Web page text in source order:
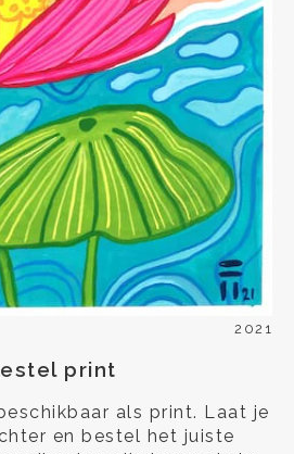
2021
print
als print. Laat je
en bestel het juiste